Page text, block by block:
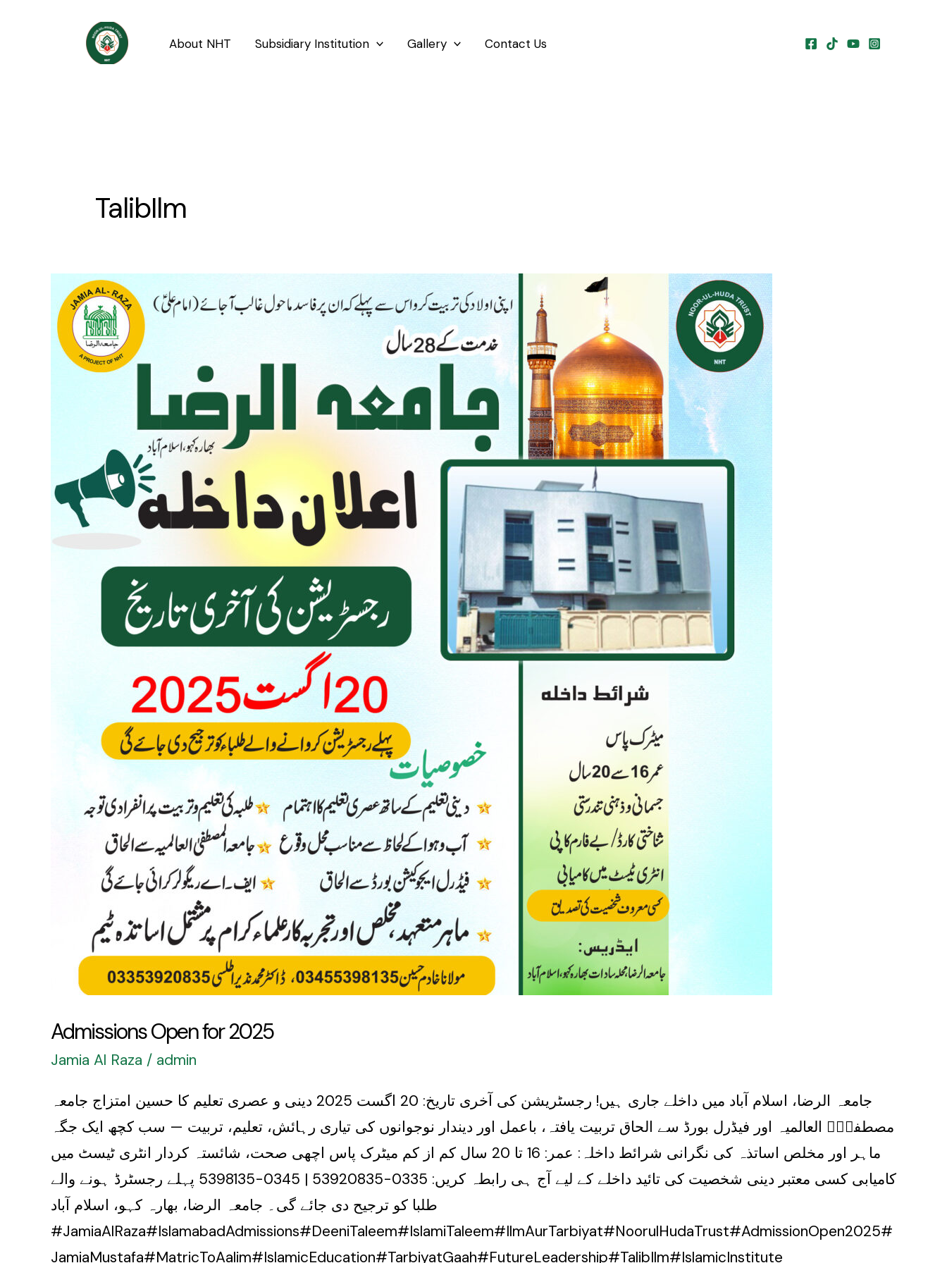
About NHT Subsidiary Institution Gallery Contact Us
TalibIlm
Admissions Open for 2025
Jamia Al Raza / admin
جامعہ الرضا، اسلام آباد میں داخلے جاری ہیں! رجسٹریشن کی آخری تاریخ: 20 اگست 2025 دینی و عصری تعلیم کا حسین امتزاج جامعہ
مصطفیٰؐ العالمیہ اور فیڈرل بورڈ سے الحاق تربیت یافتہ، باعمل اور دیندار نوجوانوں کی تیاری رہائش، تعلیم، تربیت — سب کچھ ایک جگہ
ماہر اور مخلص اساتذہ کی نگرانی شرائط داخلہ: عمر: 16 تا 20 سال کم از کم میٹرک پاس اچھی صحت، شائستہ کردار انٹری ٹیسٹ میں
کامیابی کسی معتبر دینی شخصیت کی تائید داخلے کے لیے آج ہی رابطہ کریں: 0335-53920835 | 0345-5398135 پہلے رجسٹرڈ ہونے والے
طلبا کو ترجیح دی جائے گی۔ جامعہ الرضا، بھارہ کہو، اسلام آباد
#JamiaAlRaza#IslamabadAdmissions#DeeniTaleem#IslamiTaleem#IlmAurTarbiyat#NoorulHudaTrust#AdmissionOpen2025#
JamiaMustafa#MatricToAalim#IslamicEducation#TarbiyatGaah#FutureLeadership#TalibIlm#IslamicInstitute
Admissions
Open
for
2025